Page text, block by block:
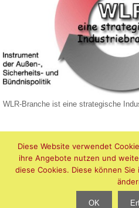
WLR-Branche ist eine strategische
Diese Website verwendet
ihre Angebote nutzen und
diese Cookies. Diese können
OK